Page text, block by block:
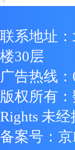
联系地址
楼30层
广告热线：
版权所有
Rights 未
备案号：